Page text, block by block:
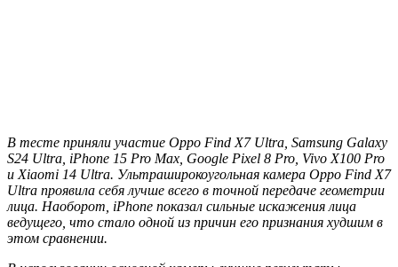
В тесте приняли участие Oppo Find X7 Ultra, Samsung Galaxy
S24 Ultra, iPhone 15 Pro Max, Google Pixel 8 Pro, Vivo X100 Pro
и Xiaomi 14 Ultra. Ультраширокоугольная камера Oppo Find X7
Ultra проявила себя лучше всего в точной передаче геометрии
лица. Наоборот, iPhone показал сильные искажения лица
ведущего, что стало одной из причин его признания худшим в
этом сравнении.